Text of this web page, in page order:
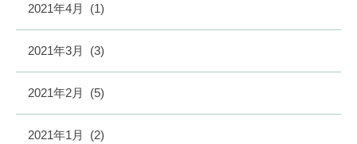
2021年4月 (1)
2021年3月 (3)
2021年2月 (5)
2021年1月 (2)